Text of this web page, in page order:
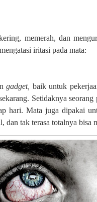
memerah, dan
iritasi pada mata:
gadget, baik untuk
Setidaknya
hari. Mata juga dipakai
dan tak terasa totalnya bisa